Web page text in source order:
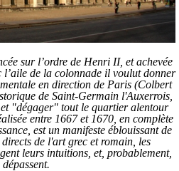
sur l’ordre de Henri II, et achevée
de la colonnade il voulut donner
en direction de Paris (Colbert
de Saint-Germain l'Auxerrois,
"dégager" tout le quartier alentour
entre 1667 et 1670, en complète
est un manifeste éblouissant de
de l'art grec et romain, les
leurs intuitions, et, probablement,
dépassent.